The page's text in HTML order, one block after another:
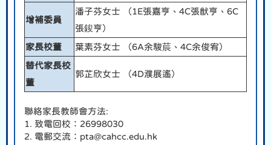
增補委員
潘子芬女士 （1E張嘉亨、4C張猷亨、6C
張鋑亨）
家長校董 葉素芬女士 （6A余駿莀、4C余俊宥）
替代家長校
董
郭芷欣女士 （4D濮展遙）
聯絡家長教師會方法:
1. 致電回校：26998030
2. 電郵交流：pta@cahcc.edu.hk